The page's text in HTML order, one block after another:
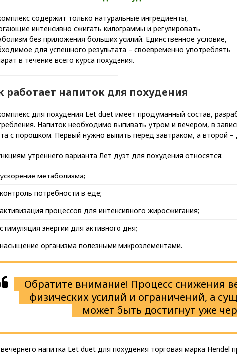
содержит только натуральные ингредиенты,
интенсивно сжигать килограммы и регулировать
без приложения больших усилий. Единственное условие,
для успешного результата – своевременно употреблять
в течение всего курса похудения.
работает напиток для похудения
для похудения Let duet имеет продуманный состав,
Напиток необходимо выпивать утром и вечером, в
с порошком. Первый нужно выпить перед завтраком, а второй –
утреннего варианта Лет дуэт для похудения относятся:
ускорение метаболизма;
контроль потребности в еде;
активизация процессов для интенсивного жиросжигания;
стимуляция энергии для активного дня;
насыщение организма полезными микроэлементами.
Обратите внимание! Процесс снижения
физических усилий и ограничений, а
может быть достигнут уже
напитка Let duet для похудения торговая марка